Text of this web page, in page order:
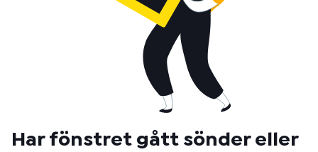
Har fönstret gått sönder eller